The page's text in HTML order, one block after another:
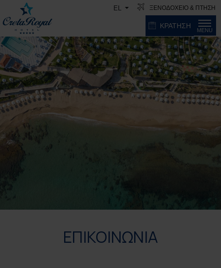
EL ΞΕΝΟΔΟΧΕΙΟ & ΠΤΗΣΗ
MENU
ΚΡΑΤΗΣΗ
ΕΠΙΚΟΙΝΩΝΙΑ